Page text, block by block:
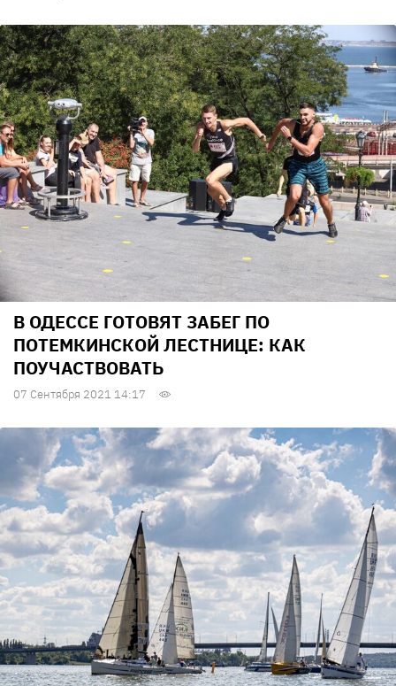
В ОДЕССЕ ГОТОВЯТ ЗАБЕГ ПО
ПОТЕМКИНСКОЙ ЛЕСТНИЦЕ: КАК
ПОУЧАСТВОВАТЬ
07 Сентября 2021 14:17